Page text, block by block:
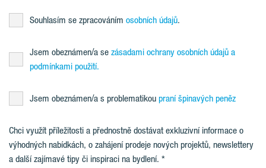
Souhlasím se zpracováním osobních údajů.
Jsem obeznámen/a se zásadami ochrany osobních údajů a
podmínkami použití.
Jsem obeznámen/a s problematikou praní špinavých peněz
Chci využít příležitosti a přednostně dostávat exkluzivní informace o
výhodných nabídkách, o zahájení prodeje nových projektů, newslettery
a další zajímavé tipy či inspiraci na bydlení.